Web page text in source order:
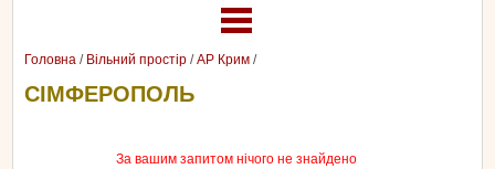
Головна / Вільний простір /АР Крим /
СІМФЕРОПОЛЬ
За вашим запитом нічого не знайдено